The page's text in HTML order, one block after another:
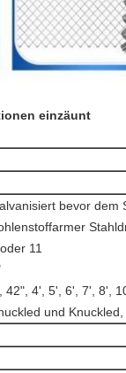
einzäunt
bevor dem
11
42", 4', 5', 6', 7', 8',
und